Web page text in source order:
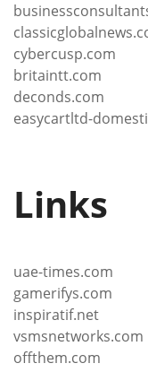
cybercusp.com
britaintt.com
deconds.com
easycartltd-
Links
uae-times.com
gamerifys.com
inspiratif.net
vsmsnetworks.com
offthem.com